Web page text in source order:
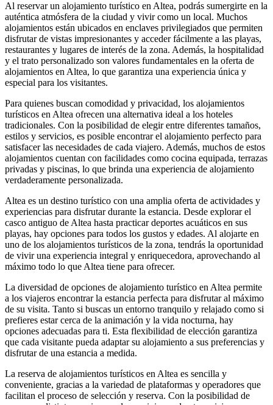
Al reservar un alojamiento turístico en Altea, podrás sumergirte en la
auténtica atmósfera de la ciudad y vivir como un local. Muchos
alojamientos están ubicados en enclaves privilegiados que permiten
disfrutar de vistas impresionantes y acceder fácilmente a las playas,
restaurantes y lugares de interés de la zona. Además, la hospitalidad
y el trato personalizado son valores fundamentales en la oferta de
alojamientos en Altea, lo que garantiza una experiencia única y
especial para los visitantes.
Para quienes buscan comodidad y privacidad, los alojamientos
turísticos en Altea ofrecen una alternativa ideal a los hoteles
tradicionales. Con la posibilidad de elegir entre diferentes tamaños,
estilos y servicios, es posible encontrar el alojamiento perfecto para
satisfacer las necesidades de cada viajero. Además, muchos de estos
alojamientos cuentan con facilidades como cocina equipada, terrazas
privadas y piscinas, lo que brinda una experiencia de alojamiento
verdaderamente personalizada.
Altea es un destino turístico con una amplia oferta de actividades y
experiencias para disfrutar durante la estancia. Desde explorar el
casco antiguo de Altea hasta practicar deportes acuáticos en sus
playas, hay opciones para todos los gustos y edades. Al alojarte en
uno de los alojamientos turísticos de la zona, tendrás la oportunidad
de vivir una experiencia integral y enriquecedora, aprovechando al
máximo todo lo que Altea tiene para ofrecer.
La diversidad de opciones de alojamiento turístico en Altea permite
a los viajeros encontrar la estancia perfecta para disfrutar al máximo
de su visita. Tanto si buscas un entorno tranquilo y relajado como si
prefieres estar cerca de la animación y la vida nocturna, hay
opciones adecuadas para ti. Esta flexibilidad de elección garantiza
que cada visitante pueda adaptar su alojamiento a sus preferencias y
disfrutar de una estancia a medida.
La reserva de alojamientos turísticos en Altea es sencilla y
conveniente, gracias a la variedad de plataformas y operadores que
facilitan el proceso de selección y reserva. Con la posibilidad de